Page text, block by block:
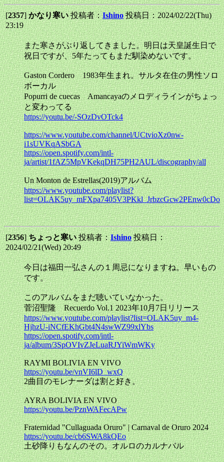
[2357]かなり寒い投稿者：Ishino 投稿日：2024/02/22(Thu)
23:19
また寒さがぶり返してきました。明日は天皇誕生日で
祝日ですが、5年たってもまだ馴染めないです。
Gaston Cordero 1983年生まれ。サルタ在住の男性ソロ
ボーカル
Popurri de cuecas Amancayaのメロディラインがちょっ
と変わってる
https://youtu.be/-SOzDvOTck4
https://www.youtube.com/channel/UCtvioXz0nw-
i1sUVKqASbGA
https://open.spotify.com/intl-
ja/artist/1fAZ5MpVKekqDH75PH2AUL/discography/all
Un Monton de Estrellas(2019)アルバム
https://www.youtube.com/playlist?
list=OLAK5uy_mFXpa7405V3PKkl_JrbzcGcw2PEnw0cDo
[2356]ちょっと寒い投稿者：Ishino 投稿日：
2024/02/21(Wed) 20:49
今日は福田一弘さんの１周忌になりますね。早いもの
です。
このアルバムをまだ聴いていなかった。
菅沼聖隆 Recuerdo Vol.1 2023年10月7日リリース
https://www.youtube.com/playlist?list=OLAK5uy_m4-
HjhzU-iNCfEKhGbt4N4swWZ99xlYbs
https://open.spotify.com/intl-
ja/album/3SpOVIvZJeLuaRJYiWmWKy
RAYMI BOLIVIA EN VIVO
https://youtu.be/vnVI6lD_wxQ
2曲目のモレナーダは割と好き。
AYRA BOLIVIA EN VIVO
https://youtu.be/PznWAFecAPw
Fraternidad "Cullaguada Oruro" | Carnaval de Oruro 2024
https://youtu.be/cb6SWA8kQEo
土砂降りもなんのその。オルロのカルナバル